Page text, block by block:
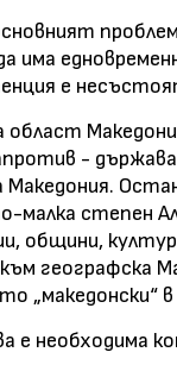
има
е
област
-
Македония.
малка степен
общини,
географска
„македонски“
е необходима